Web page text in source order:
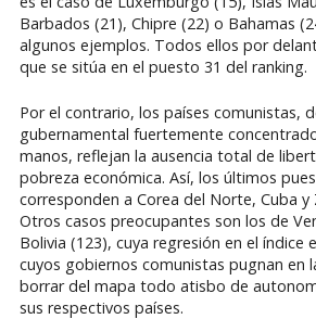
Barbados (21), Chipre (22) o Bahamas
algunos ejemplos. Todos ellos por
que se sitúa en el puesto 31 del ranking.
Por el contrario, los países comunistas,
gubernamental fuertemente
manos, reflejan la ausencia total de
pobreza económica. Así, los últimos
corresponden a Corea del Norte, Cuba y
Otros casos preocupantes son los de
Bolivia (123), cuya regresión en el índice
cuyos gobiernos comunistas pugnan en
borrar del mapa todo atisbo de
sus respectivos países.